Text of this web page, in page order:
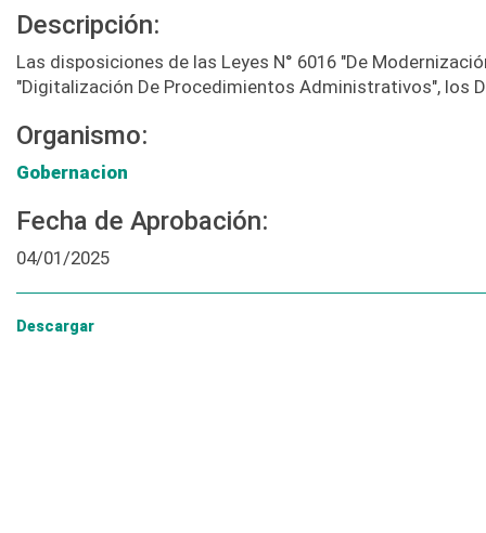
Descripción:
Las disposiciones de las Leyes N° 6016 "De
"Digitalización De Procedimientos Administrativos", los
Organismo:
Gobernacion
Fecha de Aprobación:
04/01/2025
Descargar